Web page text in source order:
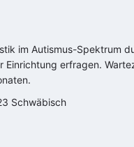
im Autismus-Spektrum
erfragen.
Schwäbisch